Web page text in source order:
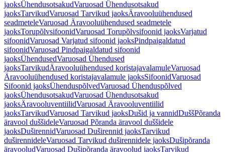
jaoksÜhendusotsakudVaruosad Ühendusotsakud
jaoksTarvikudVaruosad Tarvikud jaoksÄravooluühendused
seadmeteleVaruosad Äravooluühendused seadmetele
jaoksTorupõlvsifoonidVaruosad Torupõlvsifoonid jaoksVarjatud
sifoonidVaruosad Varjatud sifoonid jaoksPindpaigaldatud
sifoonidVaruosad Pindpaigaldatud sifoonid
jaoksÜhendusedVaruosad Ühendused
jaoksTarvikudÄravooluühendused koristajavalamuleVaruosad
Äravooluühendused koristajavalamule jaoksSifoonidVaruosad
Sifoonid jaoksÜhenduspõlvedVaruosad Ühenduspõlved
jaoksÜhendusotsakudVaruosad Ühendusotsakud
jaoksÄravooluventiilidVaruosad Äravooluventiilid
jaoksTarvikudVaruosad Tarvikud jaoksDušid ja vannidDuššPõranda
äravool duššideleVaruosad Põranda äravool duššidele
jaoksDuširennidVaruosad Duširennid jaoksTarvikud
duširennideleVaruosad Tarvikud duširennidele jaoksDušipõranda
äravooludVaruosad Dušipõranda äravoolud jaoksTarvikud